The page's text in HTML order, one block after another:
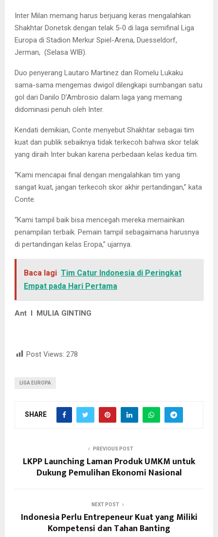
Inter Milan memang harus berjuang keras mengalahkan
Shakhtar Donetsk dengan telak 5-0 di laga semifinal Liga
Europa di Stadion Merkur Spiel-Arena, Duesseldorf,
Jerman, (Selasa WIB).
Duo penyerang Lautaro Martinez dan Romelu Lukaku
sama-sama mengemas dwigol dilengkapi sumbangan satu
gol dari Danilo D’Ambrosio dalam laga yang memang
didominasi penuh oleh Inter.
Kendati demikian, Conte menyebut Shakhtar sebagai tim
kuat dan publik sebaiknya tidak terkecoh bahwa skor telak
yang diraih Inter bukan karena perbedaan kelas kedua tim.
“Kami mencapai final dengan mengalahkan tim yang
sangat kuat, jangan terkecoh skor akhir pertandingan,” kata
Conte.
“Kami tampil baik bisa mencegah mereka memainkan
penampilan terbaik. Pemain tampil sebagaimana harusnya
di pertandingan kelas Eropa,” ujarnya.
Baca lagi Tim Catur Indonesia di Peringkat
Empat pada Hari Pertama
Ant l MULIA GINTING
Post Views: 278
LIGA EUROPA
SHARE
PREVIOUS POST
LKPP Launching Laman Produk UMKM untuk
Dukung Pemulihan Ekonomi Nasional
NEXT POST
Indonesia Perlu Entrepeneur Kuat yang Miliki
Kompetensi dan Tahan Banting